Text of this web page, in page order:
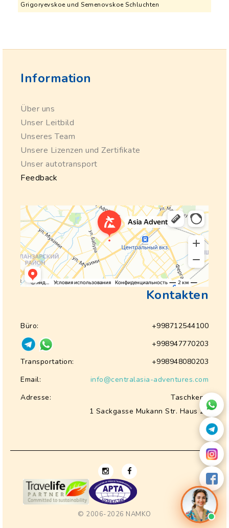
Grigoryevskoe und Semenovskoe Schluchten
Information
Über uns
Unser Leitbild
Unseres Team
Unsere Lizenzen und Zertifikate
Unser autotransport
Feedback
Kontakten
Büro:
+998712544100
+998947770203
Transportation:
+998948080203
Email:
info@centralasia-adventures.com
Adresse:
Taschkent,
1 Sackgasse Mukann Str. Haus 28
© 2006-2026 NAMKO